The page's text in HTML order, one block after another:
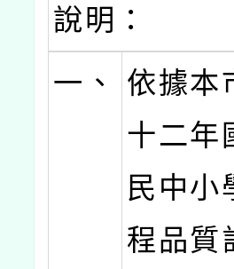
說明：
一、
依據本
十二年
民中小
程品質